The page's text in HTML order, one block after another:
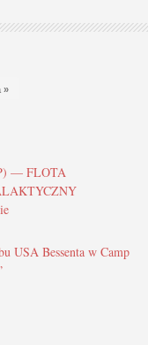
»
— FLOTA
USA Bessenta w Camp